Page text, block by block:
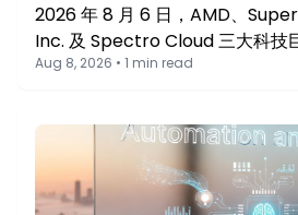
2026 年 8 月 6 日，AMD、
Inc. 及 Spectro Cloud 三大科技
Aug 8, 2026 • 1 min read